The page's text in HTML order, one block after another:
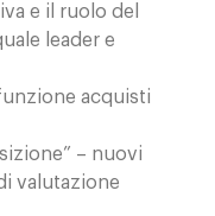
e il ruolo del
leader e
acquisti
– nuovi
valutazione